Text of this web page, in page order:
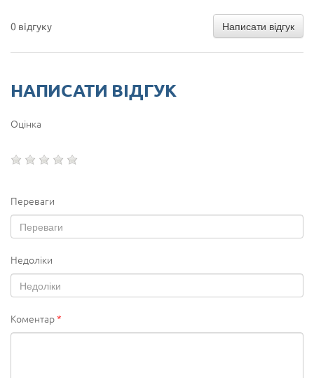
0 відгуку Написати відгук
НАПИСАТИ ВІДГУК
Оцінка
Переваги
Недоліки
Коментар*